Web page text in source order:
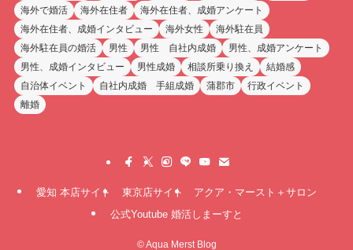
海外で婚活
海外在住者
海外在住者、成婚アンケート
海外在住者、成婚インタビュー
海外女性
海外駐在員
海外駐在員の婚活
男性 男性 自社内成婚
男性、成婚アンケート
男性、成婚インタビュー
男性成婚 相談所乗り換え
結婚感
自治体イベント
自社内成婚 手組成婚 蒲郡市
行政イベント
離婚
愛知 本店サイト 東京店サイト
アクア・マースト＋サロン
公式Youtube 婚活しまーすと
©Aqua Merst Blog